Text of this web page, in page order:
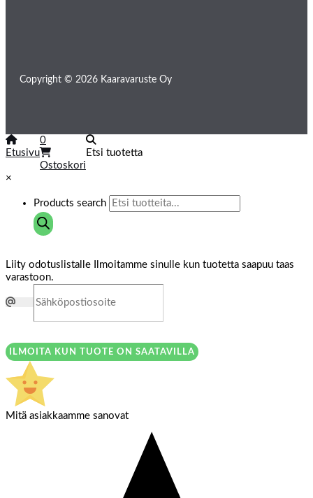
Copyright © 2026 Kaaravaruste Oy
Etusivu
0
Ostoskori
Etsi tuotetta
×
Products search
Liity odotuslistalle
Ilmoitamme sinulle kun tuotetta saapuu taas
varastoon.
ILMOITA KUN TUOTE ON SAATAVILLA
Mitä asiakkaamme sanovat